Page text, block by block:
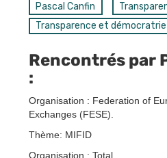
Pascal Canfin
Transparence et démocratrie
Rencontrés par
:
Organisation : Federation of
Exchanges (FESE).
Thème: MIFID
Organisation : Total.